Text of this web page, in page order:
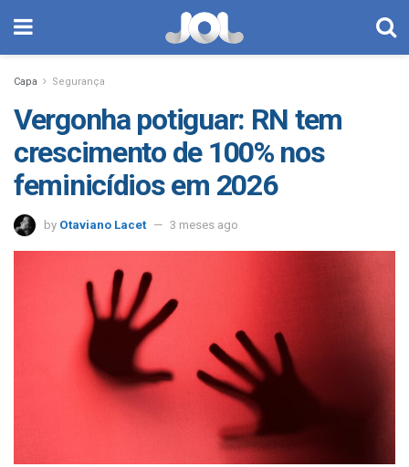
Capa Segurança
Vergonha potiguar: RN tem
crescimento de 100% nos
feminicídios em 2026
by Otaviano Lacet 3 meses ago